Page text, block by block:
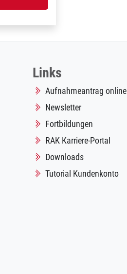
Links
Aufnahmeantrag online
Newsletter
Fortbildungen
RAK Karriere-Portal
Downloads
Tutorial Kundenkonto